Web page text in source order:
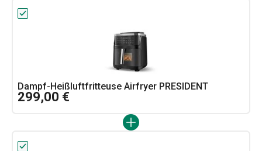
Dampf-Heißluftfritteuse Airfryer PRESIDENT
299,00 €